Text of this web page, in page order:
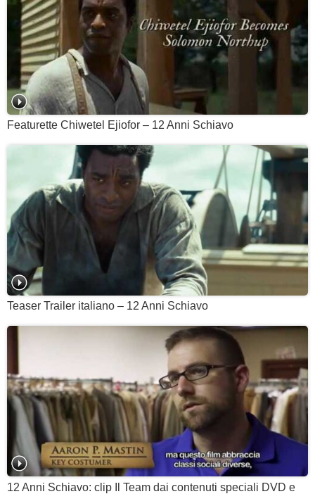
Featurette Chiwetel Ejiofor – 12 Anni Schiavo
Teaser Trailer italiano – 12 Anni Schiavo
12 Anni Schiavo: clip Il Team dai contenuti speciali DVD e